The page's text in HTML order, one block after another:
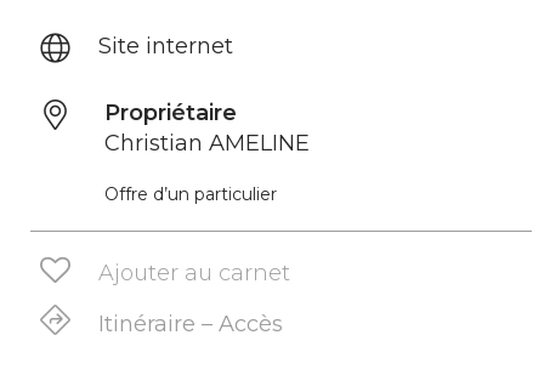
Site internet
Propriétaire
Christian AMELINE
Offre d’un particulier
Ajouter au carnet
Itinéraire – Accès